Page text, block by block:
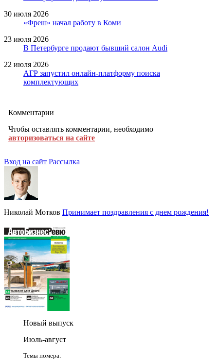
30 июля 2026
«Фреш» начал работу в Коми
23 июля 2026
В Петербурге продают бывший салон Audi
22 июля 2026
АГР запустил онлайн-платформу поиска
комплектующих
Комментарии
Чтобы оставлять комментарии, необходимо
авторизоваться на сайте
Вход на сайт Рассылка
Николай Мотков Принимает поздравления с днем рождения!
Новый выпуск
Июль-август
Темы номера: